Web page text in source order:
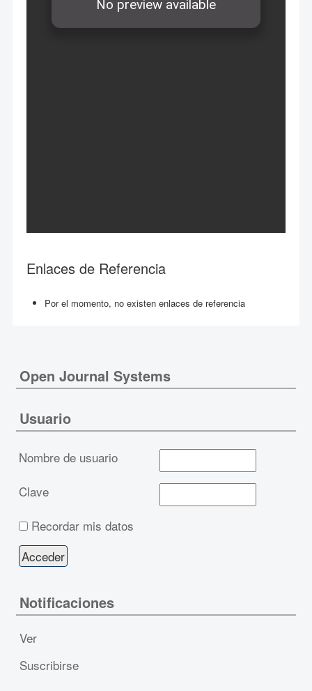
Enlaces de Referencia
Por el momento, no existen enlaces de referencia
Open Journal Systems
Usuario
Nombre de usuario
Clave
Recordar mis datos
Notificaciones
Ver
Suscribirse